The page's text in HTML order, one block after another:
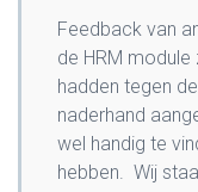
Feedback van
de HRM module
hadden tegen
naderhand
wel handig te
hebben. Wij